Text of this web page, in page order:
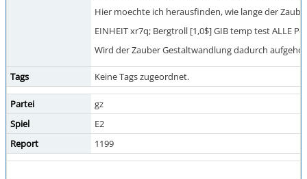
Hier moechte ich herausfinden, wie lange der
EINHEIT xr7q; Bergtroll [1,0$] GIB temp test ALLE
Wird der Zauber Gestaltwandlung dadurch
Tags Keine Tags zugeordnet.
Partei
gz
Spiel
E2
Report
1199